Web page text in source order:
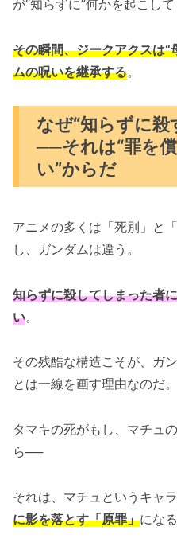
が“知らずに”何かを起こし
その瞬間、ジークアクスは
ムの呪いを継承する。
なぜ“知らずに
──それは“罪を
い”からだ
アニメの多くは「死別」と
し、ガンダムは違う。
知らずに殺してしまった者
い。
その残酷な構造こそが、ガ
とは一線を画す理由なのだ。
タマキの死がもし、マチュ
ら──
それは、マチュというキャ
に影を落とす「原罪」になる